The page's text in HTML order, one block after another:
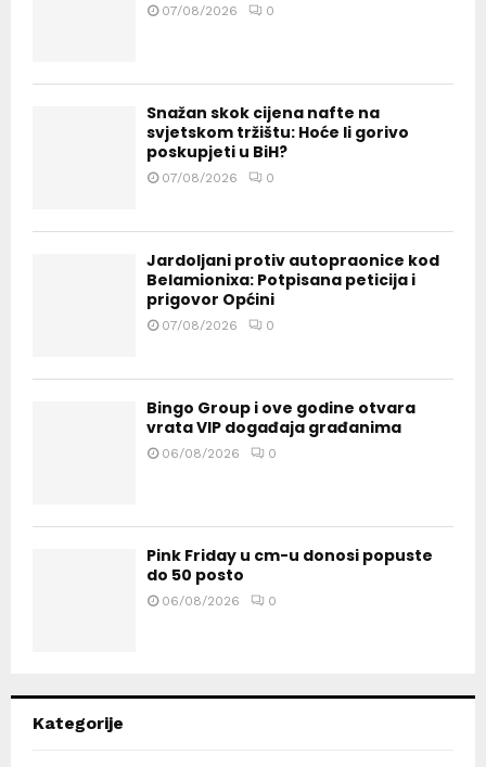
07/08/2026 0
Snažan skok cijena nafte na
svjetskom tržištu: Hoće li gorivo
poskupjeti u BiH?
07/08/2026 0
Jardoljani protiv autopraonice kod
Belamionixa: Potpisana peticija i
prigovor Općini
07/08/2026 0
Bingo Group i ove godine otvara
vrata VIP događaja građanima
06/08/2026 0
Pink Friday u cm-u donosi popuste
do 50 posto
06/08/2026 0
Kategorije